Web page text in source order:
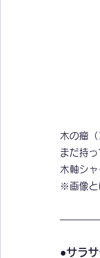
木の瘤
まだ持
木軸シャ
※画像と
●サラ